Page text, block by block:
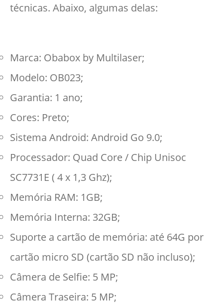
técnicas. Abaixo, algumas delas:
Marca: Obabox by Multilaser;
Modelo: OB023;
Garantia: 1 ano;
Cores: Preto;
Sistema Android: Android Go 9.0;
Processador: Quad Core / Chip Unisoc
SC7731E ( 4 x 1,3 Ghz);
Memória RAM: 1GB;
Memória Interna: 32GB;
Suporte a cartão de memória: até 64G por
cartão micro SD (cartão SD não incluso);
Câmera de Selfie: 5 MP;
Câmera Traseira: 5 MP;